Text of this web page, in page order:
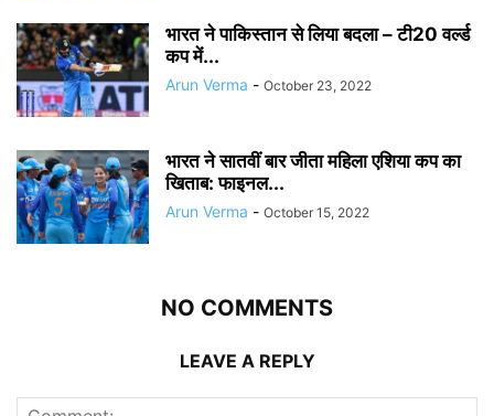
भारत ने पाकिस्तान से लिया बदला – टी20 वर्ल्ड
कप में...
Arun Verma - October 23, 2022
भारत ने सातवीं बार जीता महिला एशिया कप का
खिताब: फाइनल...
Arun Verma - October 15, 2022
NO COMMENTS
LEAVE A REPLY